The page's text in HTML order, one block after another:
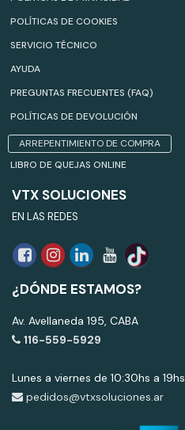
POLÍTICAS DE COOKIES
SERVICIO TÉCNICO
AYUDA
PREGUNTAS FRECUENTES (FAQ)
POLÍTICAS DE DEVOLUCIÓN
ARREPENTIMIENTO DE COMPRA
LIBRO DE QUEJAS ONLINE
VTX SOLUCIONES
EN LAS REDES
¿DÓNDE ESTAMOS?
Av. Avellaneda 195, CABA
116-559-5929
Lunes a viernes de 10:30hs a 19hs
pedidos@vtxsoluciones.ar